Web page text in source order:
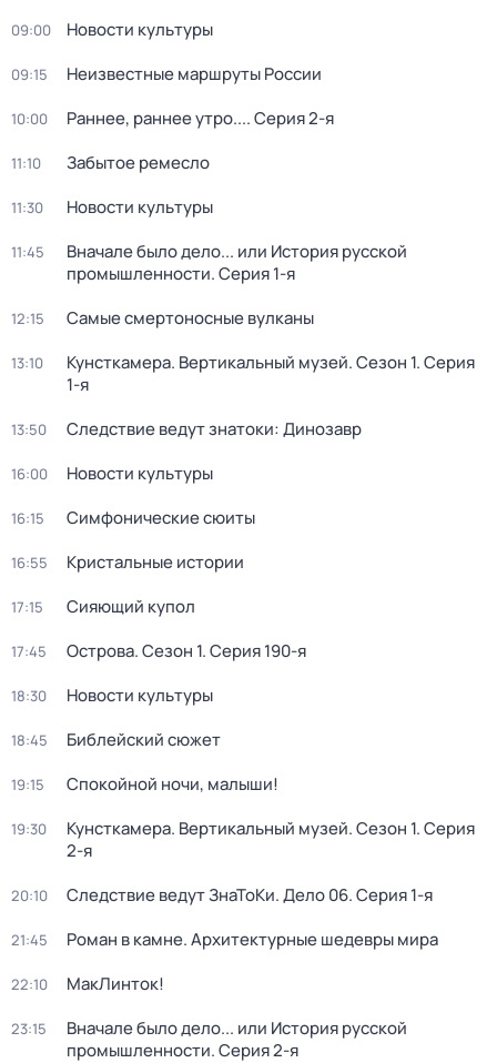
09:00 Новости культуры
09:15 Неизвестные маршруты России
10:00 Раннее, раннее утро.... Серия 2-я
11:10 Забытое ремесло
11:30 Новости культуры
11:45
Вначале было дело... или История русской
промышленности. Серия 1-я
12:15 Самые смертоносные вулканы
13:10 Кунсткамера. Вертикальный музей. Сезон 1. Серия
1-я
13:50 Следствие ведут знатоки: Динозавр
16:00 Новости культуры
16:15 Симфонические сюиты
16:55 Кристальные истории
17:15 Сияющий купол
17:45 Острова. Сезон 1. Серия 190-я
18:30 Новости культуры
18:45 Библейский сюжет
19:15 Спокойной ночи, малыши!
19:30 Кунсткамера. Вертикальный музей. Сезон 1. Серия
2-я
20:10 Следствие ведут ЗнаТоКи. Дело 06. Серия 1-я
21:45 Роман в камне. Архитектурные шедевры мира
22:10 МакЛинток!
23:15
Вначале было дело... или История русской
промышленности. Серия 2-я